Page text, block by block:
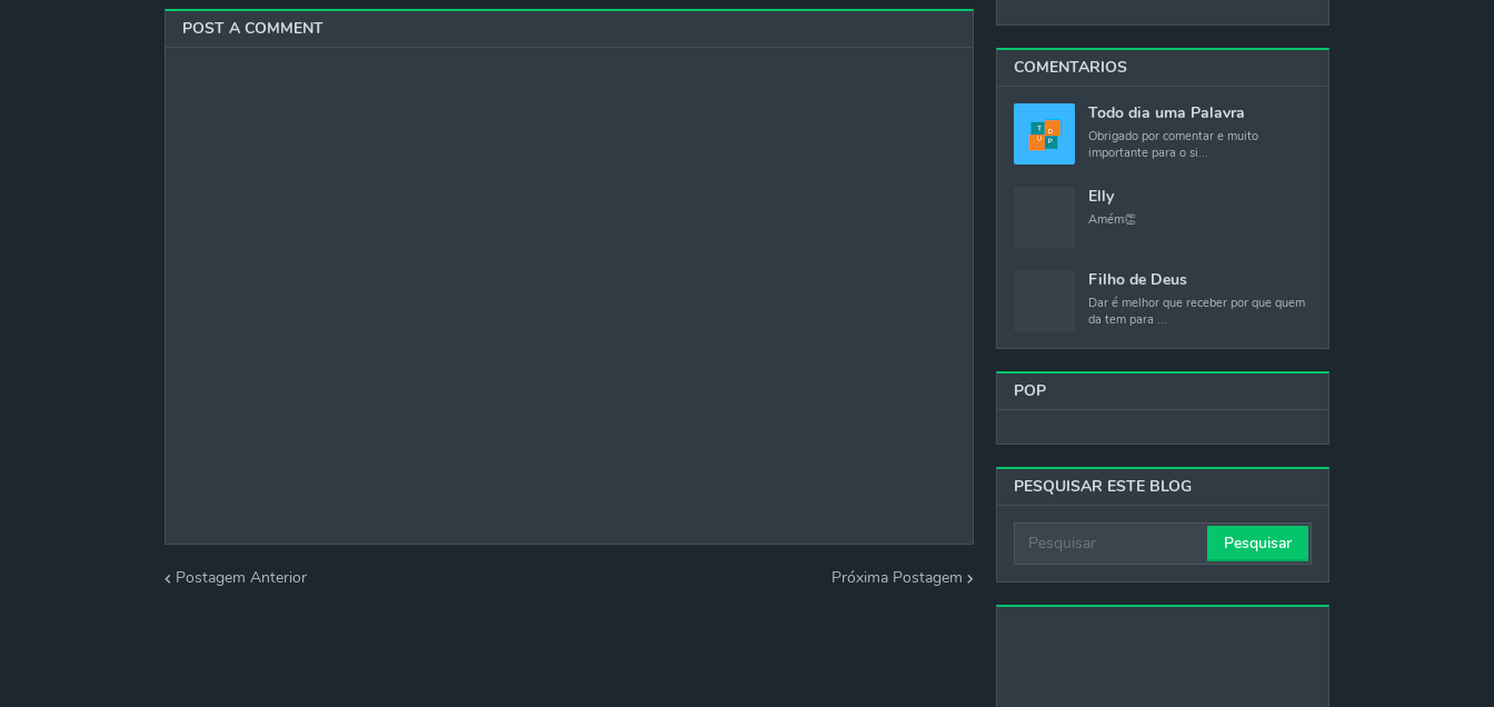
POST A COMMENT
Postagem Anterior Próxima Postagem
COMENTARIOS
Todo dia uma Palavra
Obrigado por comentar e muito
importante para o si...
Elly
Amém👏
Filho de Deus
Dar é melhor que receber por que quem
da tem para ...
POP
PESQUISAR ESTE BLOG